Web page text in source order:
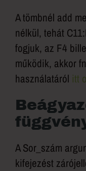
A tömbnél add
nélkül, tehát
fogjuk, az F4
működik, akkor
használatáról itt
A Sor_szám
kifejezést